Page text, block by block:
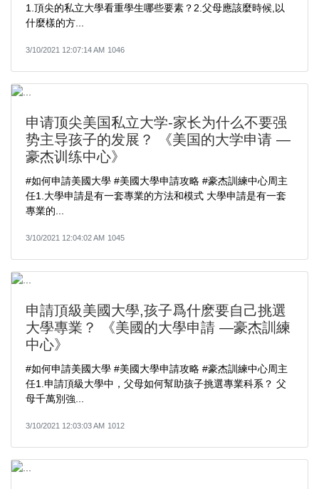
1.頂尖的私立大學看重學生哪些要素？2.父母應該麼時候,以
什麼樣的方...
3/10/2021 12:07:14 AM 1046
申请顶尖美国私立大学-家长为什么不要强
势主导孩子的发展？ 《美国的大学申请 —
豪杰训练中心》
#如何申請美國大學​ #美國大學申請攻略​ #豪杰訓練中心周主
任​1.大學申請是有一套專業的方法和模式 大學申請是有一套
專業的...
3/10/2021 12:04:02 AM 1045
申請頂級美國大學,孩子爲什麽要自己挑選
大學專業？ 《美國的大學申請 —豪杰訓練
中心》
#如何申請美國大學​ #美國大學申請攻略​ #豪杰訓練中心周主
任​1.申請頂級大學中，父母如何幫助孩子挑選專業科系？ 父
母千萬別強...
3/10/2021 12:03:03 AM 1012